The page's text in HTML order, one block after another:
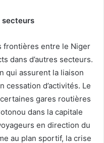
secteurs
frontières entre le Niger
dans d’autres secteurs.
qui assurent la liaison
cessation d’activités. Le
gares routières
dans la capitale
en direction du
au plan sportif, la crise